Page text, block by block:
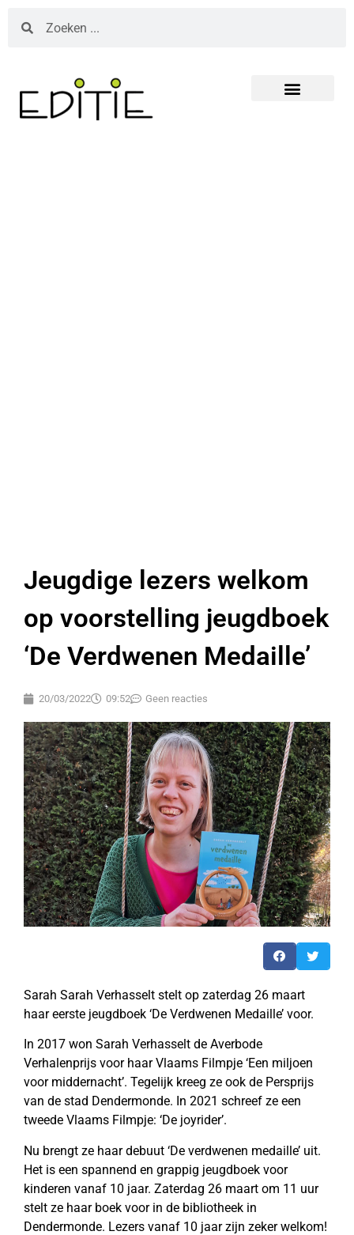
Jeugdige lezers welkom
op voorstelling jeugdboek
‘De Verdwenen Medaille’
20/03/2022 09:52 Geen reacties
Sarah Sarah Verhasselt stelt op zaterdag 26 maart
haar eerste jeugdboek ‘De Verdwenen Medaille’ voor.
In 2017 won Sarah Verhasselt de Averbode
Verhalenprijs voor haar Vlaams Filmpje ‘Een miljoen
voor middernacht’. Tegelijk kreeg ze ook de Persprijs
van de stad Dendermonde. In 2021 schreef ze een
tweede Vlaams Filmpje: ‘De joyrider’.
Nu brengt ze haar debuut ‘De verdwenen medaille’ uit.
Het is een spannend en grappig jeugdboek voor
kinderen vanaf 10 jaar. Zaterdag 26 maart om 11 uur
stelt ze haar boek voor in de bibliotheek in
Dendermonde. Lezers vanaf 10 jaar zijn zeker welkom!